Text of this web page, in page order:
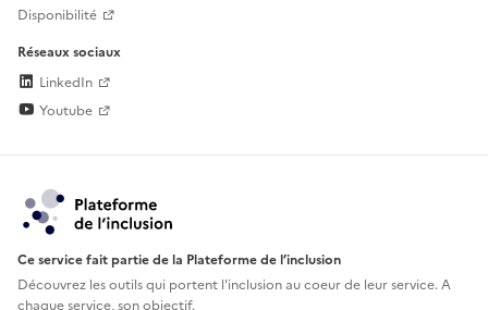
Disponibilité
Réseaux sociaux
LinkedIn
Youtube
Ce service fait partie de la Plateforme de l’inclusion
Découvrez les outils qui portent l'inclusion aucoeur de leur service. A
chaque service, son objectif.